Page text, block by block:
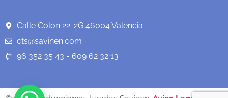
Calle Colon 22-2G 46004 Valencia
cts@savinen.com
96 352 35 43 - 609 62 32 13